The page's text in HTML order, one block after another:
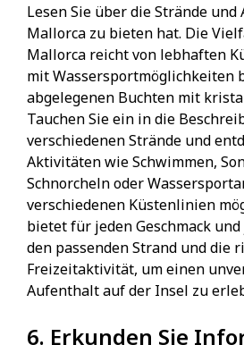
Lesen Sie über die Strände
Mallorca zu bieten hat. Die
Mallorca reicht von lebhaften
mit Wassersportmöglichkeiten
abgelegenen Buchten mit
Tauchen Sie ein in die
verschiedenen Strände und
Aktivitäten wie Schwimmen,
Schnorcheln oder
verschiedenen Küstenlinien
bietet für jeden Geschmack
den passenden Strand und die
Freizeitaktivität, um einen
Aufenthalt auf der Insel zu
6. Erkunden Sie